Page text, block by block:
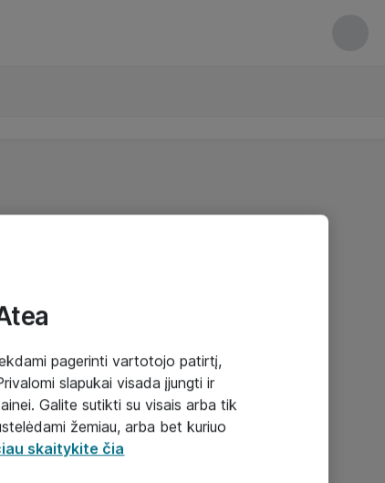
pagerinti vartotojo patirtį,
slapukai visada įjungti ir
Galite sutikti su visais arba tik
žemiau, arba bet kuriuo
skaitykite čia